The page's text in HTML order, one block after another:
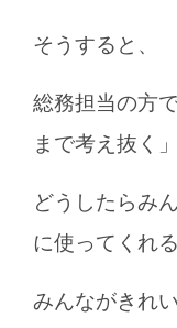
そうすると、
総務担当の方
まで考え抜く
どうしたらみ
に使ってくれ
みんながきれ